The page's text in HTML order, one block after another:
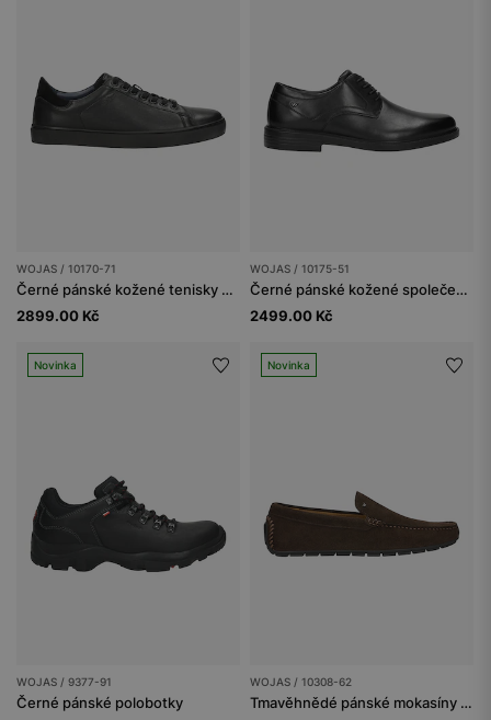
WOJAS / 10170-71
Černé pánské kožené tenisky s vložkami z velurové usně
2899.00 Kč
WOJAS / 10175-51
Černé pánské kožené společenské polobotky
2499.00 Kč
Novinka
WOJAS / 9377-91
Černé pánské polobotky
Novinka
WOJAS / 10308-62
Tmavěhnědé pánské mokasíny ze štípenky